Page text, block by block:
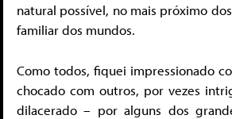
natural possível, no mais próximo
familiar dos mundos.
Como todos, fiquei impressionado
chocado com outros, por vezes
dilacerado – por alguns dos